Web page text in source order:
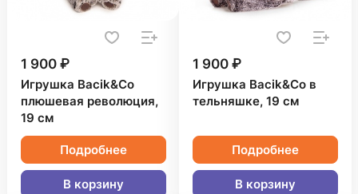
1 900 ₽
Игрушка Bacik&Co
плюшевая революция,
19 см
Подробнее
В корзину
1 900 ₽
Игрушка Bacik&Co в
тельняшке, 19 см
Подробнее
В корзину